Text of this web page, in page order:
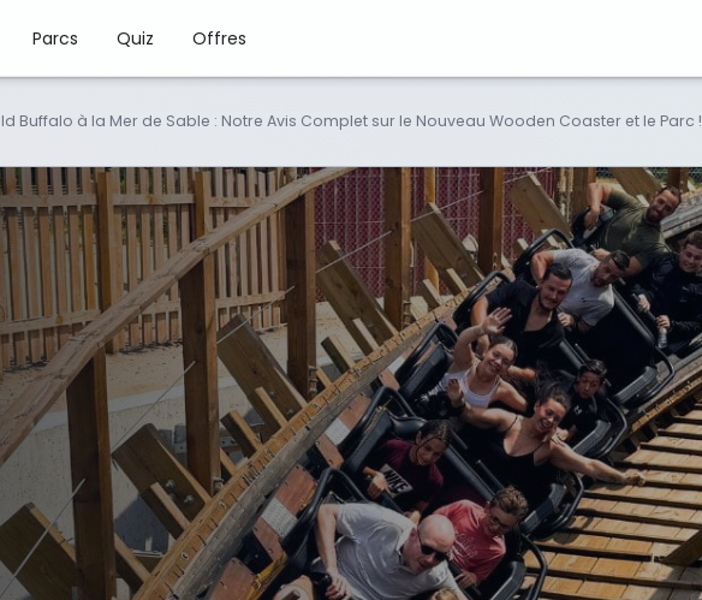
Parcs Quiz Offres
Buffalo à la Mer de Sable : Notre Avis Complet sur le Nouveau Wooden Coaster et le Parc !